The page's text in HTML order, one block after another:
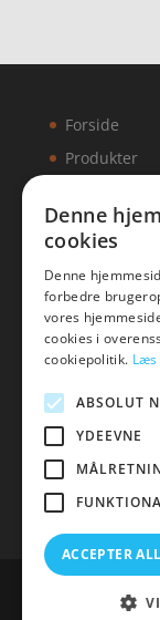
Forside
Produkter
Artikler
Mail:
Denne
cookies
Denne
forbedre
vores
cookies i
cookiepolitik.
ABSOLUT
YDEEVNE
ACCEPTER